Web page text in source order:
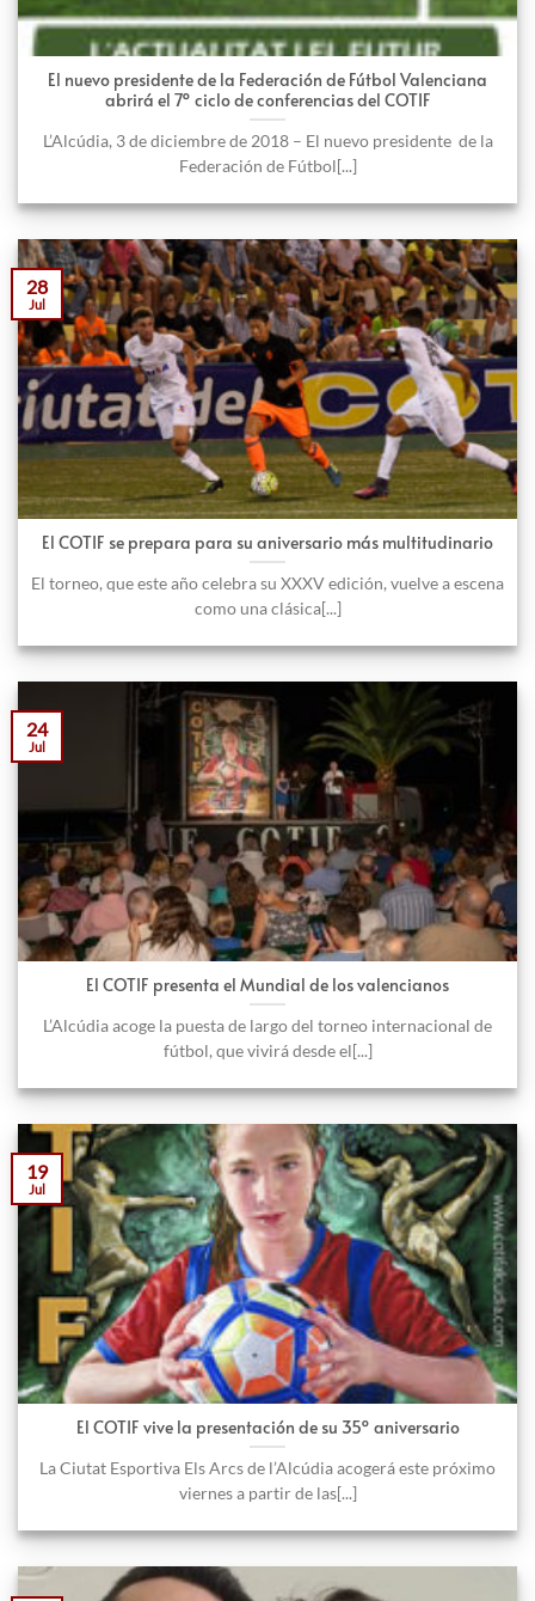
El nuevo presidente de la Federación de Fútbol Valenciana
abrirá el 7º ciclo de conferencias del COTIF
L’Alcúdia, 3 de diciembre de 2018 – El nuevo presidente de la
Federación de Fútbol[...]
El COTIF se prepara para su aniversario más multitudinario
El torneo, que este año celebra su XXXV edición, vuelve a escena
como una clásica[...]
28
Jul
El COTIF presenta el Mundial de los valencianos
L’Alcúdia acoge la puesta de largo del torneo internacional de
fútbol, que vivirá desde el[...]
24
Jul
El COTIF vive la presentación de su 35º aniversario
La Ciutat Esportiva Els Arcs de l’Alcúdia acogerá este próximo
viernes a partir de las[...]
19
Jul